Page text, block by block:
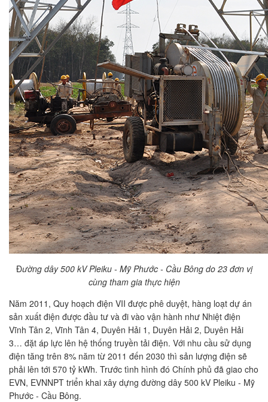
Đường dây 500 kV Pleiku - Mỹ Phước - Cầu Bông do 23 đơn vị
cùng tham gia thực hiện
Năm 2011, Quy hoạch điện VII được phê duyệt, hàng loạt dự án
sản xuất điện được đầu tư và đi vào vận hành như Nhiệt điện
Vĩnh Tân 2, Vĩnh Tân 4, Duyên Hải 1, Duyên Hải 2, Duyên Hải
3… đặt áp lực lên hệ thống truyền tải điện. Với nhu cầu sử dụng
điện tăng trên 8% năm từ 2011 đến 2030 thì sản lượng điện sẽ
phải lên tới 570 tỷ kWh. Trước tình hình đó Chính phủ đã giao cho
EVN, EVNNPT triển khai xây dựng đường dây 500 kV Pleiku - Mỹ
Phước - Cầu Bông.